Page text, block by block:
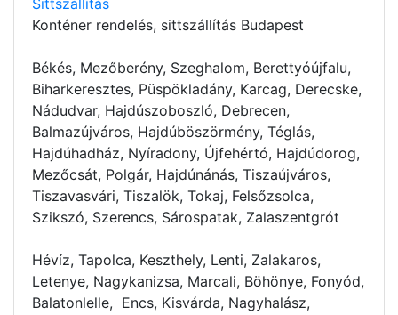
Konténer rendelés, sittszállítás Budapest
Békés, Mezőberény, Szeghalom, Berettyóújfalu,
Biharkeresztes, Püspökladány, Karcag, Derecske,
Nádudvar, Hajdúszoboszló, Debrecen,
Balmazújváros, Hajdúböszörmény, Téglás,
Hajdúhadház, Nyíradony, Újfehértó, Hajdúdorog,
Mezőcsát, Polgár, Hajdúnánás, Tiszaújváros,
Tiszavasvári, Tiszalök, Tokaj, Felsőzsolca,
Szikszó, Szerencs, Sárospatak, Zalaszentgrót
Hévíz, Tapolca, Keszthely, Lenti, Zalakaros,
Letenye, Nagykanizsa, Marcali, Böhönye, Fonyód,
Balatonlelle, Encs, Kisvárda, Nagyhalász,